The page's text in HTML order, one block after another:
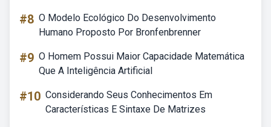
#8 O Modelo Ecológico Do Desenvolvimento
Humano Proposto Por Bronfenbrenner
#9 O Homem Possui Maior Capacidade Matemática
Que A Inteligência Artificial
#10 Considerando Seus Conhecimentos Em
Características E Sintaxe De Matrizes